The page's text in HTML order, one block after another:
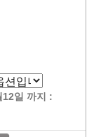
12일 까지 :